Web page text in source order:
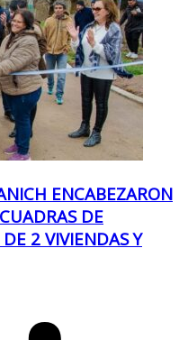
ENCABEZARON
DE
2 VIVIENDAS Y